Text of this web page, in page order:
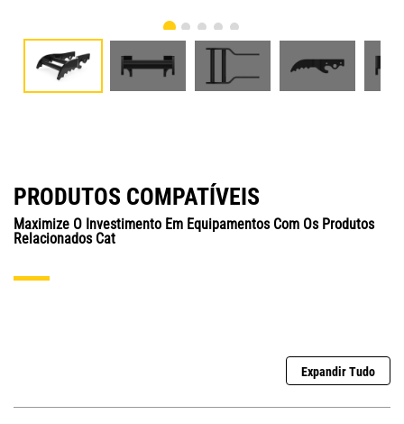
PRODUTOS COMPATÍVEIS
Maximize O Investimento Em Equipamentos Com Os Produtos
Relacionados Cat
Expandir Tudo